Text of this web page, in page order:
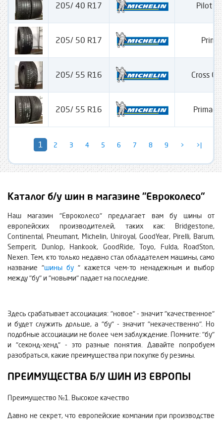
205/ 40 R17 Pilot
205/ 50 R17
205/ 55 R16 Cross
205/ 55 R16
1 2 3 4 5 6 7 8 9 > >|
Каталог б/у шин в магазине "Евроколесо"
Наш магазин "Евроколесо" предлагает вам бу шины от
европейских производителей, таких как: Bridgestone,
Continental, Pneumant, Michelin, Uniroyal, GoodYear, Pirelli, Barum,
Semperit, Dunlop, Hankook, GoodRide, Toyo, Fulda, RoadSton,
Nexen. Тем, кто только недавно стал обладателем машины, само
название "шины бу " кажется чем-то ненадежным и выбор
между "бу" и "новыми" падает на последние.
Здесь срабатывает ассоциация: "новое" - значит "качественное"
и будет служить дольше, а "бу" - значит "некачественно". Но
подобные ассоциации не более чем заблуждение. Помните: "бу"
и "секонд-хенд" - это разные понятия. Давайте попробуем
разобраться, какие преимущества при покупке бу резины.
ПРЕИМУЩЕСТВА Б/У ШИН ИЗ ЕВРОПЫ
Преимущество №1. Высокое качество
Давно не секрет, что европейские компании при производстве